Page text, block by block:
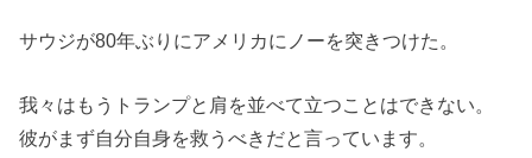
サウジが80年ぶりにアメリカにノーを突きつけた。
我々はもうトランプと肩を並べて立つことはできない。
彼がまず自分自身を救うべきだと言っています。